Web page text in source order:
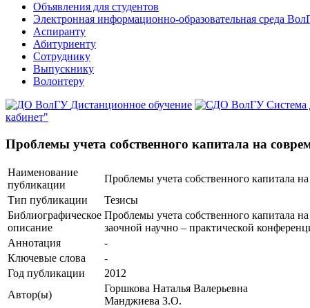
Объявления для студентов
Электронная информационно-образовательная среда
Аспиранту
Абитуриенту
Сотруднику
Выпускнику
Волонтеру
Дистанционное обучение
Система
кабинет"
Проблемы учета собственного капитала на
Наименование
публикации
Проблемы учета собственного капитала
Тип публикации
Тезисы
Библиографическое
описание
Проблемы учета собственного капитала
заочной научно – практической
Аннотация
-
Ключевые cлова
-
Год публикации
2012
Автор(ы)
Горшкова Наталья Валерьевна
Манджиева З.О.